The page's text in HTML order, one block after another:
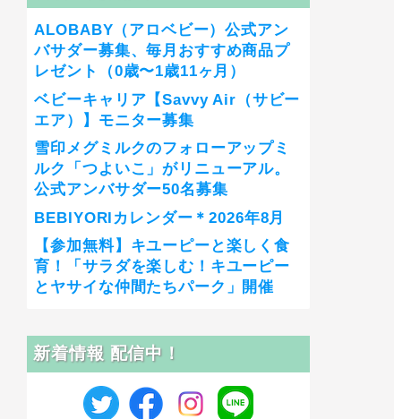
ALOBABY（アロベビー）公式アン
バサダー募集、毎月おすすめ商品プ
レゼント（0歳〜1歳11ヶ月）
ベビーキャリア【Savvy Air（サビー
エア）】モニター募集
雪印メグミルクのフォローアップミ
ルク「つよいこ」がリニューアル。
公式アンバサダー50名募集
BEBIYORIカレンダー＊2026年8月
【参加無料】キユーピーと楽しく食
育！「サラダを楽しむ！キユーピー
とヤサイな仲間たちパーク」開催
新着情報 配信中！